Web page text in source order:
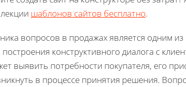
шаблонов сайтов бесплатно.
вопросов в продажах является одним
построения конструктивного диалога с
выявить потребности покупателя, его
в процессе принятия решения.